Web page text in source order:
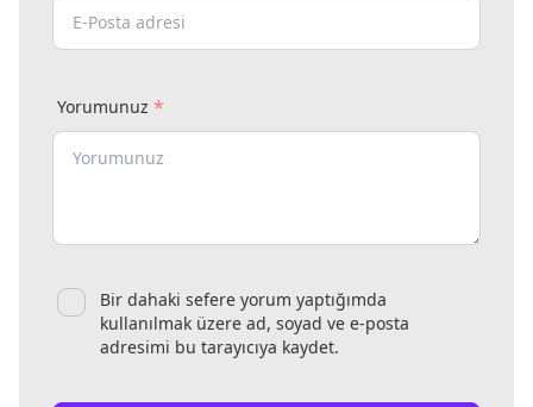
Yorumunuz *
Bir dahaki sefere yorum yaptığımda
kullanılmak üzere ad, soyad ve e-posta
adresimi bu tarayıcıya kaydet.